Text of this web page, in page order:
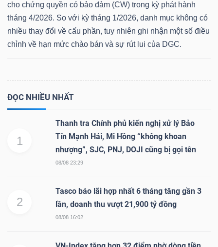
cho chứng quyền có bảo đảm (CW) trong kỳ phát hành
tháng 4/2026. So với kỳ tháng 1/2026, danh mục không có
nhiều thay đổi về cấu phần, tuy nhiên ghi nhận một số điều
chỉnh về hạn mức chào bán và sự rút lui của DGC.
ĐỌC NHIỀU NHẤT
1
Thanh tra Chính phủ kiến nghị xử lý Bảo
Tín Mạnh Hải, Mi Hồng “không khoan
nhượng”, SJC, PNJ, DOJI cũng bị gọi tên
08/08 23:29
2
Tasco báo lãi hợp nhất 6 tháng tăng gần 3
lần, doanh thu vượt 21,900 tỷ đồng
08/08 16:02
tài